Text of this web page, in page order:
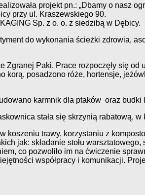
projekt pn.: „Dbamy o nasz
przy ul. Kraszewskiego 90.
Sp. z o. o. z siedzibą w Dębicy.
do wykonania ścieżki zdrowia,
Paki. Prace rozpoczęły się
posadzono róże, hortensje,
karmnik dla ptaków oraz
stała się skrzynią rabatową,
koszeniu trawy, korzystaniu z
jak: składanie stołu warsztatowego,
co pozwoliło im na ćwiczenie
współpracy i komunikacji.